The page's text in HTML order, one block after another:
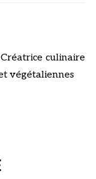
culinaire
végétaliennes